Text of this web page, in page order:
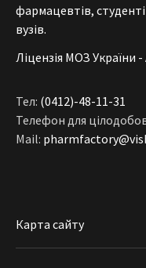
фармацевтів,
вузів.
Ліцензія МОЗ України -
Тел: (0412)-48-11-31
Телефон для
Mail:
Карта сайту